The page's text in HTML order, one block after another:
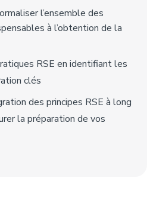
l’ensemble des
à l’obtention de la
RSE en identifiant les
clés
des principes RSE à long
la préparation de vos